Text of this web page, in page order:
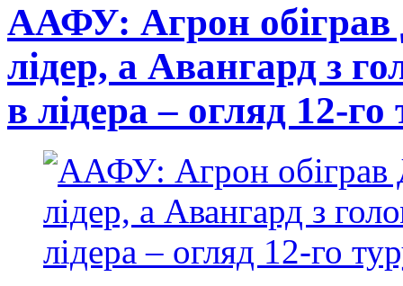
ААФУ: Агрон обіграв
лідер, а Авангард з
в лідера – огляд 12-го